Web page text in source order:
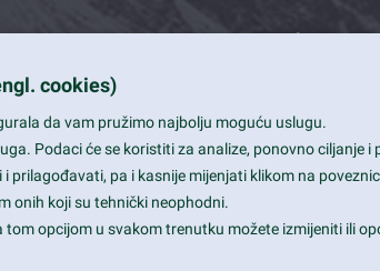
View, CA
+1 650-253-
Daily: 9:00
cookies)
da vam pružimo najbolju moguću uslugu.
Podaci će se koristiti za analize, ponovno ciljanje
pa i kasnije mijenjati klikom na
onih koji su tehnički neophodni.
opcijom u svakom trenutku možete izmijeniti ili